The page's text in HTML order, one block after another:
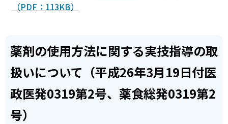
（PDF：113KB）
薬剤の使用方法に関する実技指導の取
扱いについて（平成26年3月19日付医
政医発0319第2号、薬食総発0319第2
号）